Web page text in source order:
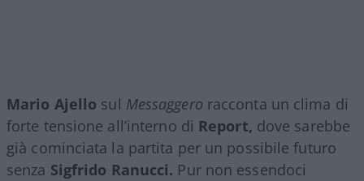
Mario Ajello sul Messaggero racconta un clima di
forte tensione all’interno di Report, dove sarebbe
già cominciata la partita per un possibile futuro
senza Sigfrido Ranucci. Pur non essendoci